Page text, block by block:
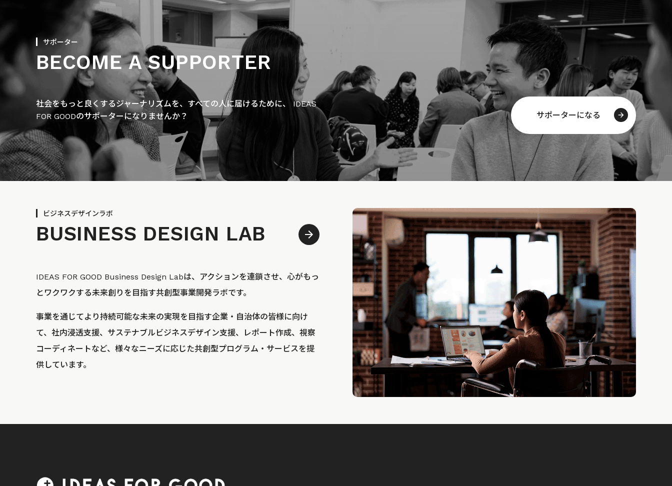
サポーター
BECOME A SUPPORTER
社会をもっと良くするジャーナリズムを、すべての人に届けるために、 IDEAS
FOR GOODのサポーターになりませんか？
サポーターになる
ビジネスデザインラボ
BUSINESS DESIGN LAB
IDEAS FOR GOOD Business Design Labは、アクションを連鎖させ、心がもっ
とワクワクする未来創りを目指す共創型事業開発ラボです。
事業を通じてより持続可能な未来の実現を目指す企業・自治体の皆様に向け
て、社内浸透支援、サステナブルビジネスデザイン支援、レポート作成、視察
コーディネートなど、様々なニーズに応じた共創型プログラム・サービスを提
供しています。